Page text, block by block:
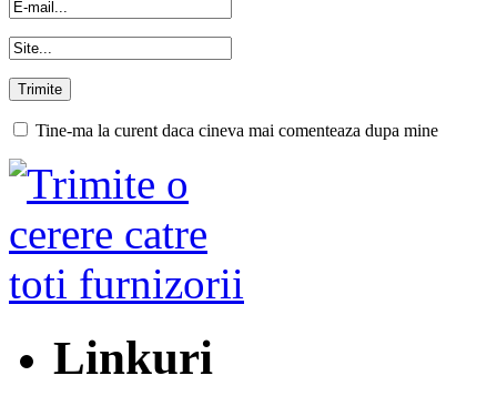
Tine-ma la curent daca cineva mai comenteaza dupa mine
Linkuri